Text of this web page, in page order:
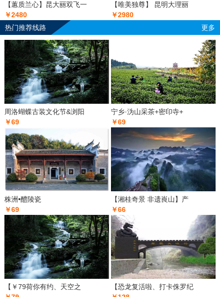
【蕙质兰心】昆大丽双飞一
￥2480
【唯美独尊】 昆明大理丽
￥2980
热门推荐线路
更多
周洛蝴蝶古装文化节&浏阳
￥69
宁乡·沩山采茶+密印寺+
￥69
株洲•醴陵瓷
￥69
【湘桂奇景 非遗崀山】产
￥66
【￥79荷你有约、天空之
【恐龙复活啦、打卡侏罗纪